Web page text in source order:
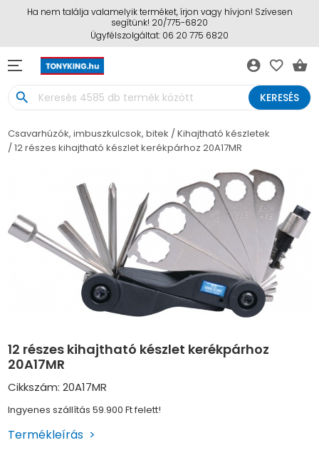
Ha nem találja valamelyik terméket, írjon vagy hívjon! Szívesen
segítünk! 20/775-6820
Ügyfélszolgáltat: 06 20 775 6820
account_circle favorite_border shopping_basket
search KERESÉS
Csavarhúzók, imbuszkulcsok, bitek
Kihajtható készletek
12 részes kihajtható készlet kerékpárhoz 20A17MR
12 részes kihajtható készlet kerékpárhoz
20A17MR
Cikkszám: 20A17MR
Ingyenes szállítás 59.900 Ft felett!
Termékleírás